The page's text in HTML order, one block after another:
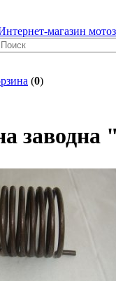
магазин
(0)
заводна